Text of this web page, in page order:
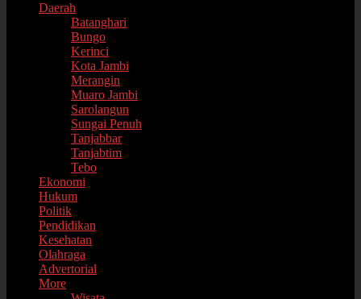
Daerah
Batanghari
Bungo
Kerinci
Kota Jambi
Merangin
Muaro Jambi
Sarolangun
Sungai Penuh
Tanjabbar
Tanjabtim
Tebo
Ekonomi
Hukum
Politik
Pendidikan
Kesehatan
Olahraga
Advertorial
More